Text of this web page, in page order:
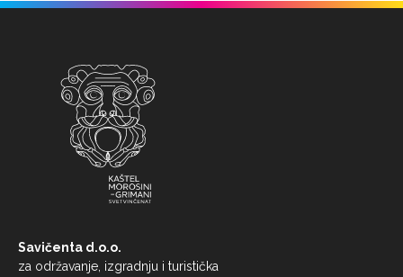
Savičenta d.o.o.
za održavanje, izgradnju i turistička